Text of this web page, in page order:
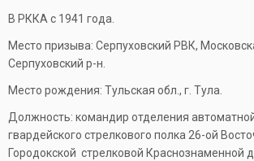
В РККА с 1941 года.
Место призыва: Серпуховский РВК,
Серпуховский р-н.
Место рождения: Тульская обл., г. Тула.
Должность: командир отделения
гвардейского стрелкового полка 26-ой
Городокской стрелковой Краснознаменной